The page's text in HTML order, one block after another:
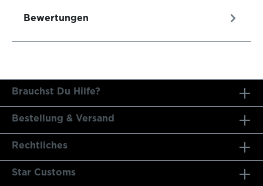
Bewertungen
Brauchst Du Hilfe?
Bestellung & Versand
Rechtliches
Star Customs